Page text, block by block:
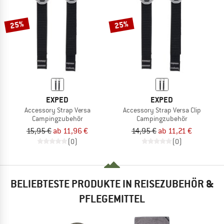
25%
EXPED
Accessory Strap Versa
Campingzubehör
15,95 € ab 11,96 €
(0)
25%
EXPED
Accessory Strap Versa Clip
Campingzubehör
14,95 € ab 11,21 €
(0)
BELIEBTESTE PRODUKTE IN REISEZUBEHÖR &
PFLEGEMITTEL